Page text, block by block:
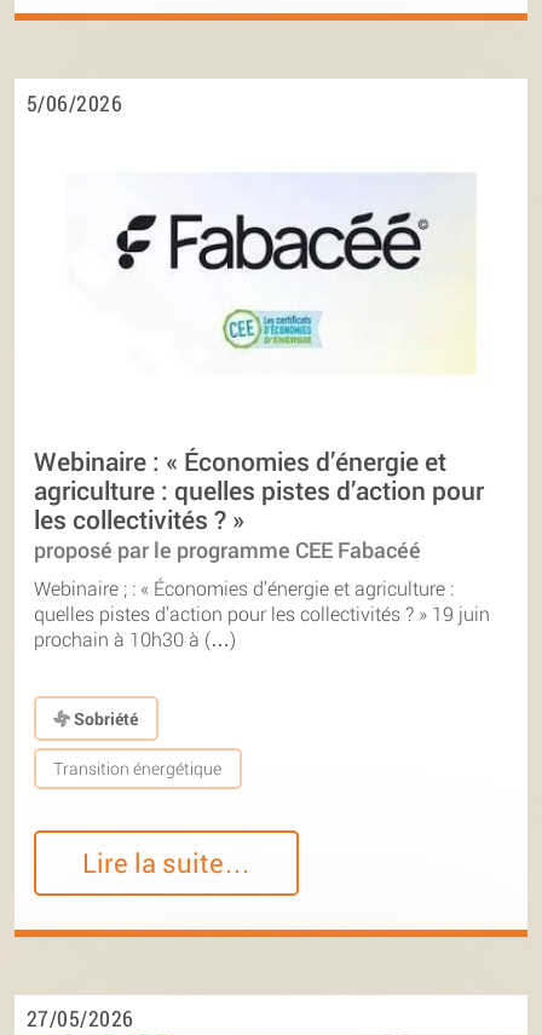
5/06/2026
Webinaire : « Économies d’énergie et
agriculture : quelles pistes d’action pour
les collectivités ? »
proposé par le programme CEE Fabacéé
Webinaire ; : « Économies d’énergie et agriculture :
quelles pistes d’action pour les collectivités ? » 19 juin
prochain à 10h30 à (…)
Sobriété
Transition énergétique
Lire la suite…
27/05/2026